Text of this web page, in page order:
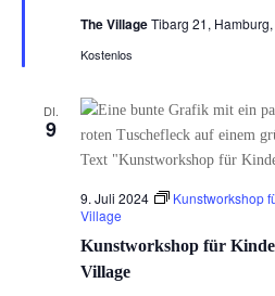
The VillageTibarg 21,
Kostenlos
DI.
9
Kunstworkshop für
Village
9. Juli 2024
Kunstworkshop
Village